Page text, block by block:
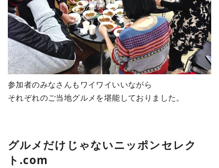
参加者のみなさんもワイワイいいながら
それぞれのご当地グルメを堪能しておりました。
グルメだけじゃないニッポンセレク
ト.com